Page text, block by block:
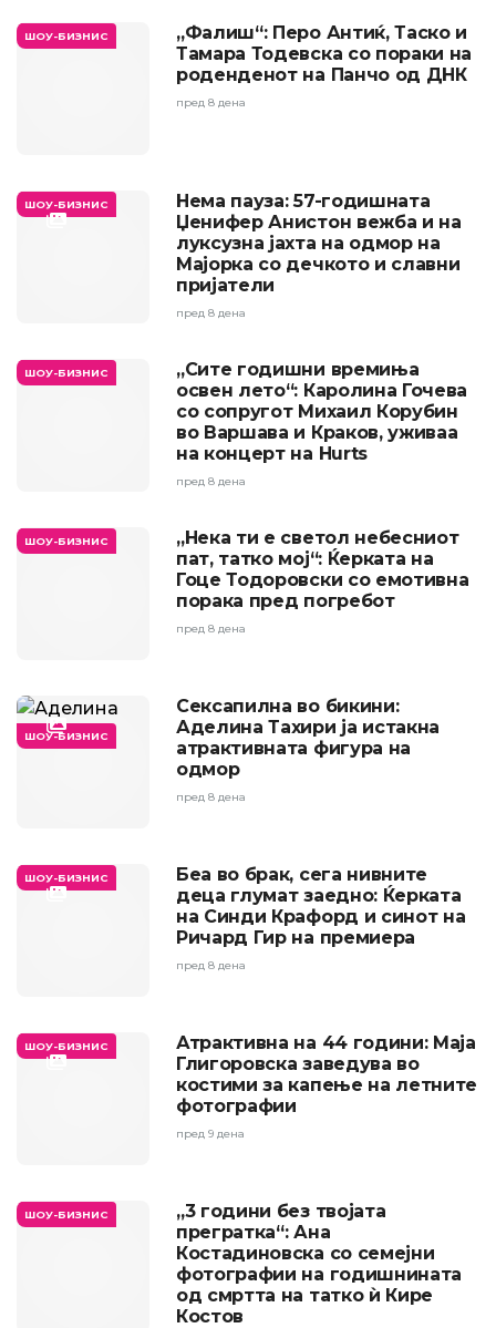
ШОУ-БИЗНИС
„Фалиш“: Перо Антиќ, Таско и
Тамара Тодевска со пораки на
роденденот на Панчо од ДНК
пред 8 дена
ШОУ-БИЗНИС
Нема пауза: 57-годишната
Џенифер Анистон вежба и на
луксузна јахта на одмор на
Мајорка со дечкото и славни
пријатели
пред 8 дена
ШОУ-БИЗНИС
„Сите годишни времиња
освен лето“: Каролина Гочева
со сопругот Михаил Корубин
во Варшава и Краков, уживаа
на концерт на Hurts
пред 8 дена
ШОУ-БИЗНИС
„Нека ти е светол небесниот
пат, татко мој“: Ќерката на
Гоце Тодоровски со емотивна
порака пред погребот
пред 8 дена
ШОУ-БИЗНИС
Сексапилна во бикини:
Аделина Тахири ја истакна
атрактивната фигура на
одмор
пред 8 дена
ШОУ-БИЗНИС
Беа во брак, сега нивните
деца глумат заедно: Ќерката
на Синди Крафорд и синот на
Ричард Гир на премиера
пред 8 дена
ШОУ-БИЗНИС
Атрактивна на 44 години: Маја
Глигоровска заведува во
костими за капење на летните
фотографии
пред 9 дена
ШОУ-БИЗНИС
„3 години без твојата
прегратка“: Ана
Костадиновска со семејни
фотографии на годишнината
од смртта на татко ѝ Кире
Костов